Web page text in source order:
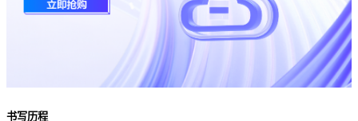
书写历程